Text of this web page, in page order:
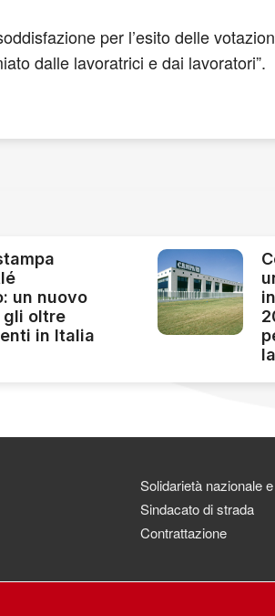
per l’esito delle
dalle lavoratrici e dai lavoratori”.
un nuovo
gli oltre
in Italia
Solidarietà nazionale
Sindacato di strada
Contrattazione